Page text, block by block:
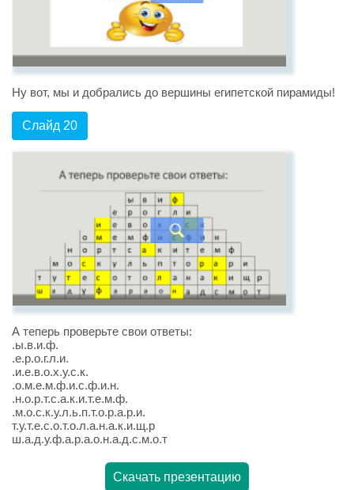
Ну вот, мы и добрались до вершины египетской пирамиды!
Слайд 20
А теперь проверьте свои ответы:
.ы.в.и.ф.
.е.р.о.г.л.и.
.и.е.в.о.х.у.с.к.
.о.м.е.м.ф.и.с.ф.и.н.
.н.о.р.т.с.а.к.и.т.е.м.ф.
.м.о.с.к.у.л.ь.п.т.о.р.а.р.и.
т.у.т.е.с.о.т.о.л.а.н.а.к.и.щ.р
ш.а.д.у.ф.а.р.а.о.н.а.д.с.м.о.т
Скачать презентацию